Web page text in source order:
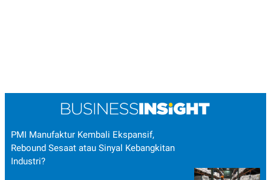
PMI Manufaktur Kembali Ekspansif,
Rebound Sesaat atau Sinyal Kebangkitan
Industri?